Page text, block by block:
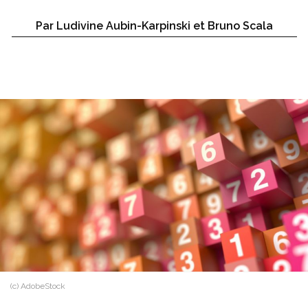
Par Ludivine Aubin-Karpinski et Bruno Scala
(c) AdobeStock